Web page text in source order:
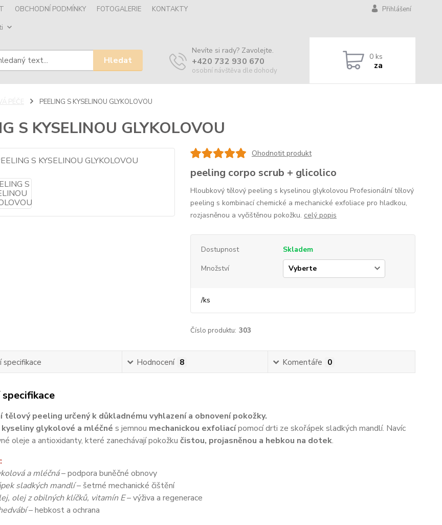
OBCHODNÍ PODMÍNKY FOTOGALERIE
KONTAKTY
Přihlášení
Hledat
Nevíte si rady? Zavolejte.
+420 732 930 670
osobní návštěva dle dohody
0 ks
za
PÉČE PEELING S KYSELINOU GLYKOLOVOU
S KYSELINOU GLYKOLOVOU
Ohodnotit produkt
peeling corpo scrub + glicolico
Hloubkový tělový peeling s kyselinou glykolovou Profesionální tělový
peeling s kombinací chemické a mechanické exfoliace pro hladkou,
rozjasněnou a vyčištěnou pokožku. celý popis
Dostupnost
Skladem
Množství
/ks
Číslo produktu: 303
Hodnocení 8 Komentáře 0
tělový peeling určený k důkladnému vyhlazení a obnovení pokožky.
kyseliny glykolové a mléčné s jemnou mechanickou exfoliacípomocí drti ze skořápek sladkých mandlí. Navíc
oleje a antioxidanty, které zanechávají pokožku čistou, projasněnou a hebkou na dotek.
a mléčná– podpora buněčné obnovy
sladkých mandlí– šetrné mechanické čištění
olej z obilných klíčků, vitamín E– výživa a regenerace
– hebkost a ochrana